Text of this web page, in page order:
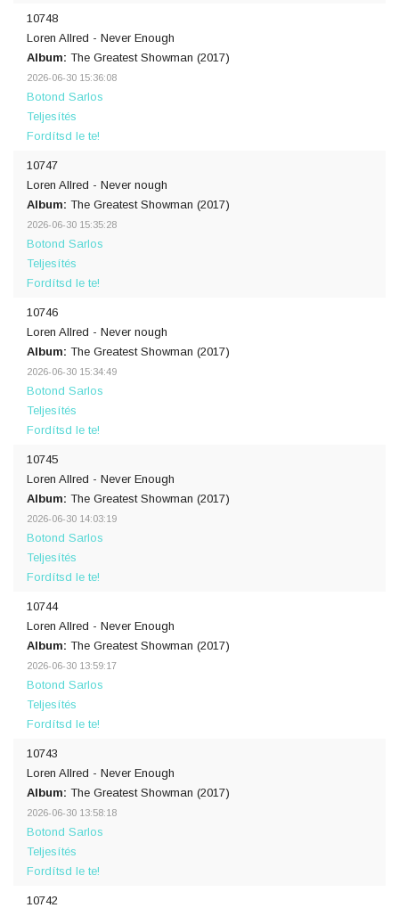
10748
Loren Allred - Never Enough
Album: The Greatest Showman (2017)
2026-06-30 15:36:08
Botond Sarlos
Teljesítés
Fordítsd le te!
10747
Loren Allred - Never nough
Album: The Greatest Showman (2017)
2026-06-30 15:35:28
Botond Sarlos
Teljesítés
Fordítsd le te!
10746
Loren Allred - Never nough
Album: The Greatest Showman (2017)
2026-06-30 15:34:49
Botond Sarlos
Teljesítés
Fordítsd le te!
10745
Loren Allred - Never Enough
Album: The Greatest Showman (2017)
2026-06-30 14:03:19
Botond Sarlos
Teljesítés
Fordítsd le te!
10744
Loren Allred - Never Enough
Album: The Greatest Showman (2017)
2026-06-30 13:59:17
Botond Sarlos
Teljesítés
Fordítsd le te!
10743
Loren Allred - Never Enough
Album: The Greatest Showman (2017)
2026-06-30 13:58:18
Botond Sarlos
Teljesítés
Fordítsd le te!
10742